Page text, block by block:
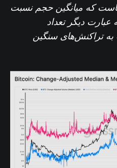
که میانگین حجم نسبت
عبارت دیگر تعداد
تراکنش‌های سنگین